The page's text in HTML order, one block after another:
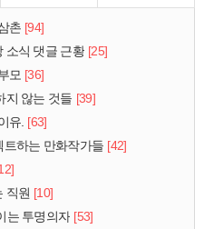
촌 [94]
소식 댓글 근황 [25]
모 [36]
지 않는 것들 [39]
유. [63]
트하는 만화작가들 [42]
직원 [10]
는 투명의자 [53]